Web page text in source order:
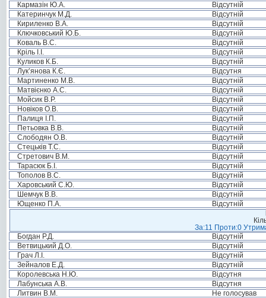
Кармазін Ю.А.
Відсутній
Катеринчук М.Д.
Відсутній
Кириленко В.А.
Відсутній
Ключковський Ю.Б.
Відсутній
Коваль В.С.
Відсутній
Кріль І.І.
Відсутній
Куликов К.Б.
Відсутній
Лук’янова К.Є.
Відсутня
Мартиненко М.В.
Відсутній
Матвієнко А.С.
Відсутній
Мойсик В.Р.
Відсутній
Новіков О.В.
Відсутній
Палиця І.П.
Відсутній
Петьовка В.В.
Відсутній
Слободян О.В.
Відсутній
Стецьків Т.С.
Відсутній
Стретович В.М.
Відсутній
Тарасюк Б.І.
Відсутній
Тополов В.С.
Відсутній
Харовський С.Ю.
Відсутній
Шемчук В.В.
Відсутній
Ющенко П.А.
Відсутній
За:11 Проти:0
Богдан Р.Д.
Відсутній
Ветвицький Д.О.
Відсутній
Грач Л.І.
Відсутній
Зейналов Е.Д.
Відсутній
Королевська Н.Ю.
Відсутня
Лабунська А.В.
Відсутня
Литвин В.М.
Не голосував